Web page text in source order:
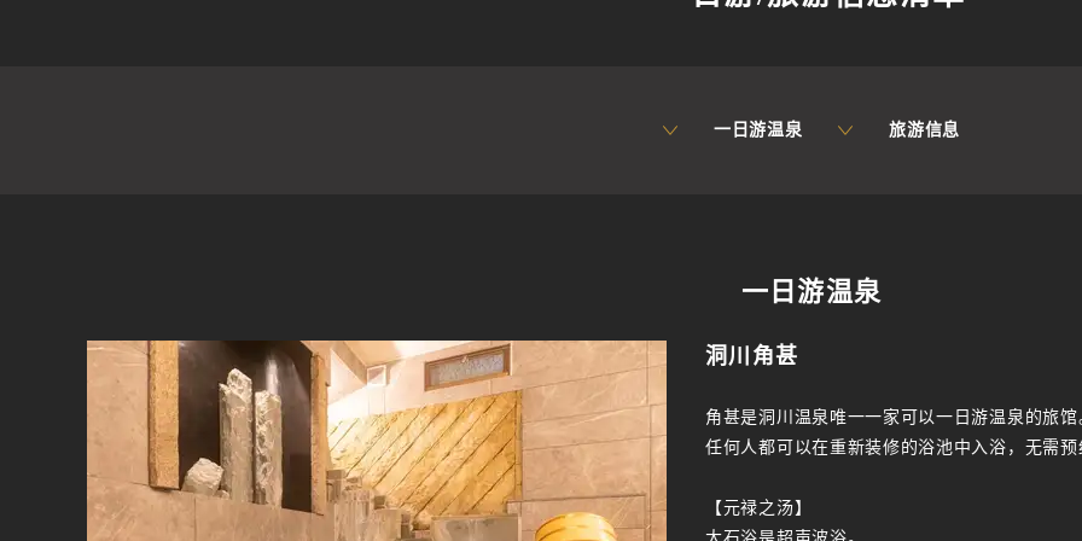
一日游温泉 旅游信息
一日游温泉
洞川角甚
角甚是洞川温泉唯一一家可以一日游温泉的旅馆
任何人都可以在重新装修的浴池中入浴，无需预
【元禄之汤】